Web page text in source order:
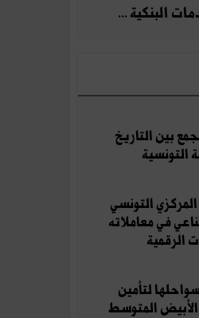
البنكية ...
بين التاريخ
التونسية
التونسي
في معاملاته
الرقمية
لتأمين
الأبيض المتوسط